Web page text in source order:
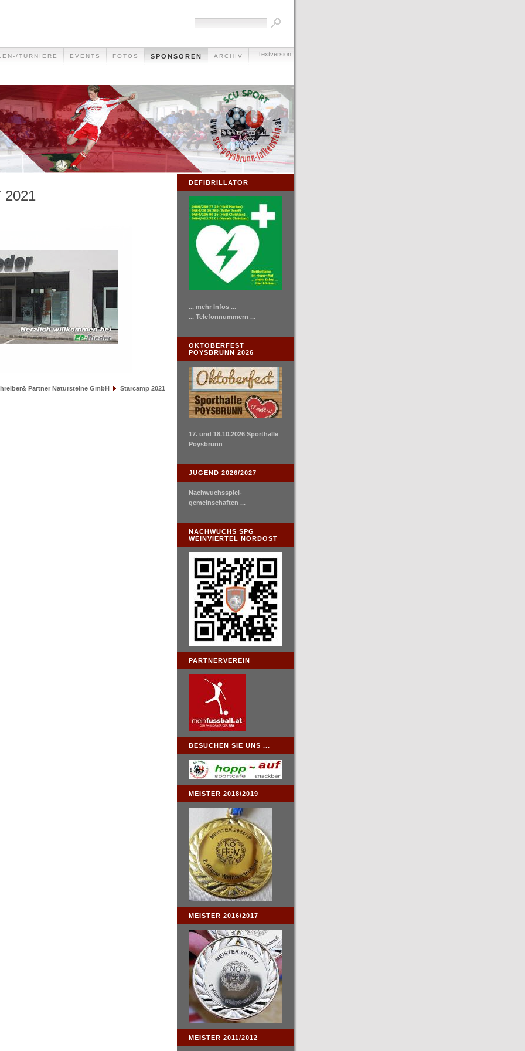
Textversion
TURNIERE EVENTS FOTOS SPONSOREN ARCHIV
2021
Partner Natursteine GmbH Starcamp 2021
DEFIBRILLATOR
... mehr Infos ...
... Telefonnummern ...
OKTOBERFEST
POYSBRUNN 2026
17. und 18.10.2026 Sporthalle
Poysbrunn
JUGEND 2026/2027
Nachwuchsspiel-
gemeinschaften ...
NACHWUCHS SPG
WEINVIERTEL NORDOST
PARTNERVEREIN
BESUCHEN SIE UNS ...
MEISTER 2018/2019
MEISTER 2016/2017
MEISTER 2011/2012